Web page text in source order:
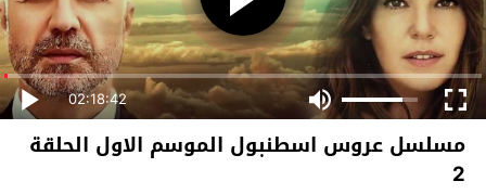
02:18:42
مسلسل عروس اسطنبول الموسم الاول الحلقة
2